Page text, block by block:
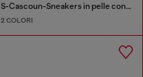
S-Cascoun-Sneakers in pelle con logo laterale
2 COLORI